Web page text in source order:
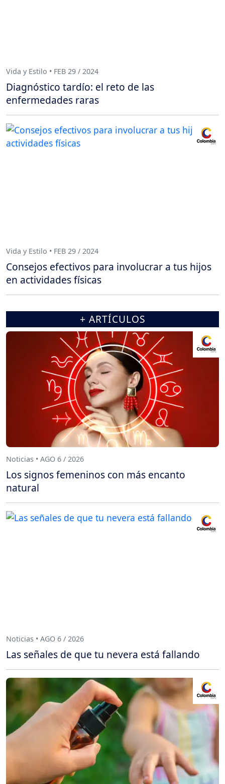
Vida y Estilo • FEB 29 / 2024
Diagnóstico tardío: el reto de las
enfermedades raras
Vida y Estilo • FEB 29 / 2024
Consejos efectivos para involucrar a tus hijos
en actividades físicas
+ ARTÍCULOS
Noticias • AGO 6 / 2026
Los signos femeninos con más encanto
natural
Noticias • AGO 6 / 2026
Las señales de que tu nevera está fallando